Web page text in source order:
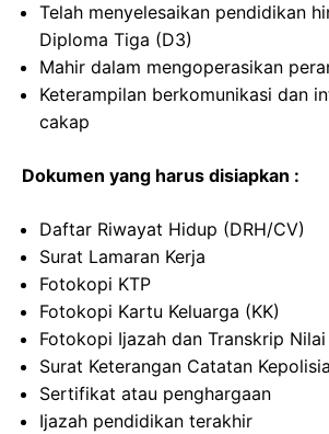
Telah menyelesaikan pendidikan
Diploma Tiga (D3)
Mahir dalam mengoperasikan
Keterampilan berkomunikasi dan
cakap
Dokumen yang harus disiapkan :
Daftar Riwayat Hidup (DRH/CV)
Surat Lamaran Kerja
Fotokopi KTP
Fotokopi Kartu Keluarga (KK)
Fotokopi Ijazah dan Transkrip Nilai
Surat Keterangan Catatan
Sertifikat atau penghargaan
Ijazah pendidikan terakhir